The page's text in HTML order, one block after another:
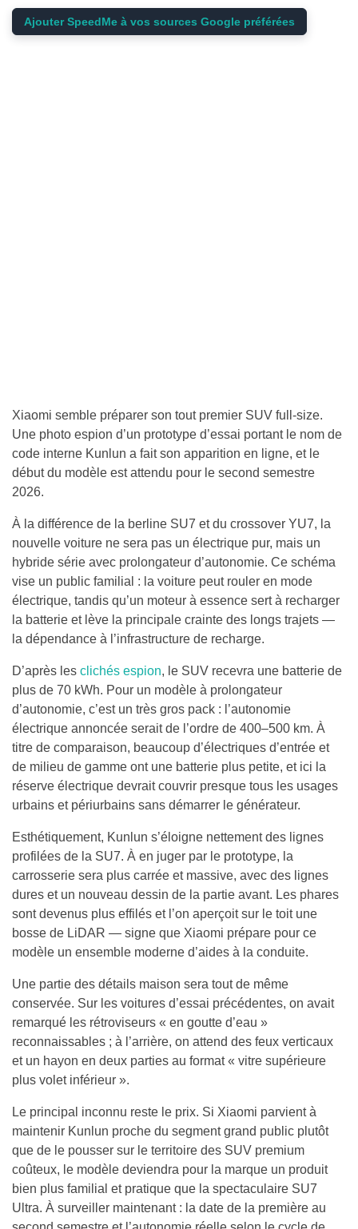
Ajouter SpeedMe à vos sources Google préférées
Xiaomi semble préparer son tout premier SUV full-size.
Une photo espion d’un prototype d’essai portant le nom de
code interne Kunlun a fait son apparition en ligne, et le
début du modèle est attendu pour le second semestre
2026.
À la différence de la berline SU7 et du crossover YU7, la
nouvelle voiture ne sera pas un électrique pur, mais un
hybride série avec prolongateur d’autonomie. Ce schéma
vise un public familial : la voiture peut rouler en mode
électrique, tandis qu’un moteur à essence sert à recharger
la batterie et lève la principale crainte des longs trajets —
la dépendance à l’infrastructure de recharge.
D’après les clichés espion, le SUV recevra une batterie de
plus de 70 kWh. Pour un modèle à prolongateur
d’autonomie, c’est un très gros pack : l’autonomie
électrique annoncée serait de l’ordre de 400–500 km. À
titre de comparaison, beaucoup d’électriques d’entrée et
de milieu de gamme ont une batterie plus petite, et ici la
réserve électrique devrait couvrir presque tous les usages
urbains et périurbains sans démarrer le générateur.
Esthétiquement, Kunlun s’éloigne nettement des lignes
profilées de la SU7. À en juger par le prototype, la
carrosserie sera plus carrée et massive, avec des lignes
dures et un nouveau dessin de la partie avant. Les phares
sont devenus plus effilés et l’on aperçoit sur le toit une
bosse de LiDAR — signe que Xiaomi prépare pour ce
modèle un ensemble moderne d’aides à la conduite.
Une partie des détails maison sera tout de même
conservée. Sur les voitures d’essai précédentes, on avait
remarqué les rétroviseurs « en goutte d’eau »
reconnaissables ; à l’arrière, on attend des feux verticaux
et un hayon en deux parties au format « vitre supérieure
plus volet inférieur ».
Le principal inconnu reste le prix. Si Xiaomi parvient à
maintenir Kunlun proche du segment grand public plutôt
que de le pousser sur le territoire des SUV premium
coûteux, le modèle deviendra pour la marque un produit
bien plus familial et pratique que la spectaculaire SU7
Ultra. À surveiller maintenant : la date de la première au